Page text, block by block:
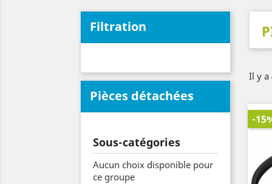
Filtration
Pièces détachées
Sous-catégories
Aucun choix disponible pour
ce groupe
Il y a
-